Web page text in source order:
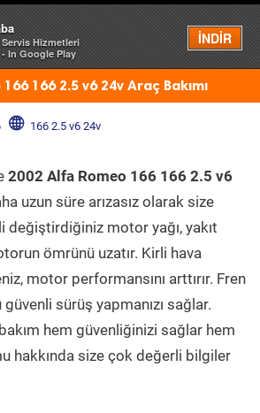
Hizmetleri
- In Google Play
İNDİR
Menü
166 2.5 v6 24v Araç Bakımı
166 2.5 v6 24v
2002 Alfa Romeo 166 166 2.5 v6
uzun süre arızasız olarak size
değiştirdiğiniz motor yağı, yakıt
ömrünü uzatır. Kirli hava
motor performansını arttırır. Fren
sürüş yapmanızı sağlar.
hem güvenliğinizi sağlar hem
hakkında size çok değerli bilgiler